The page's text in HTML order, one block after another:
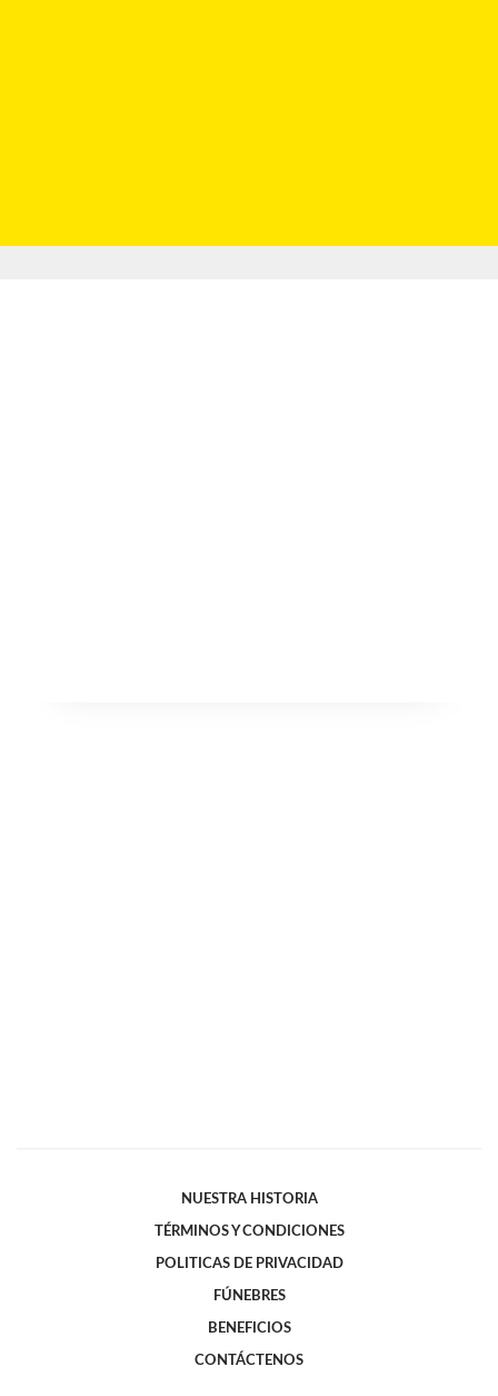
NUESTRA HISTORIA
TÉRMINOS Y CONDICIONES
POLITICAS DE PRIVACIDAD
FÚNEBRES
BENEFICIOS
CONTÁCTENOS